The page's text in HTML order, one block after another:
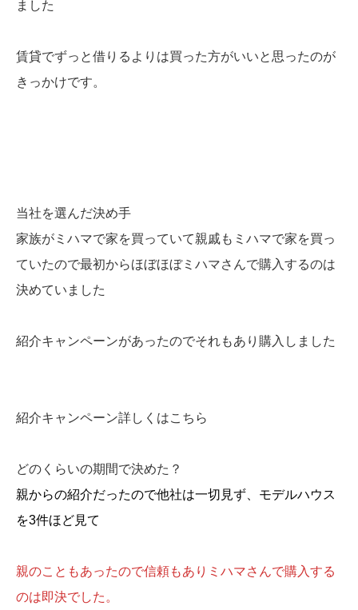
ました
賃貸でずっと借りるよりは買った方がいいと思ったのが
きっかけです。
当社を選んだ決め手
家族がミハマで家を買っていて親戚もミハマで家を買っ
ていたので最初からほぼほぼミハマさんで購入するのは
決めていました
紹介キャンペーンがあったのでそれもあり購入しました
紹介キャンペーン詳しくはこちら
どのくらいの期間で決めた？
親からの紹介だったので他社は一切見ず、モデルハウス
を3件ほど見て
親のこともあったので信頼もありミハマさんで購入する
のは即決でした。